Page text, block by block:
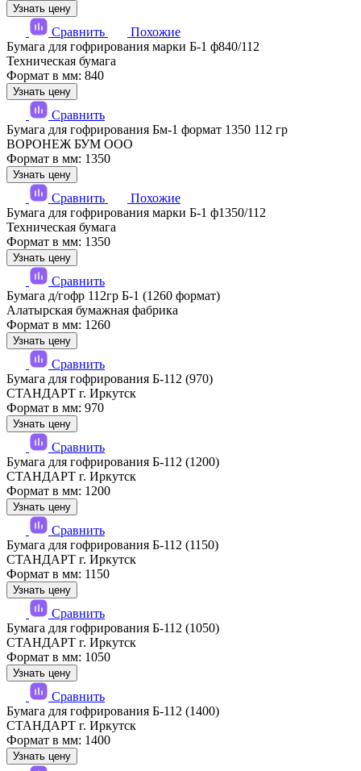
Узнать цену
Сравнить
Похожие
Бумага для гофрирования марки Б-1 ф840/112
Техническая бумага
Формат в мм: 840
Узнать цену
Сравнить
Бумага для гофрирования Бм-1 формат 1350 112 гр
ВОРОНЕЖ БУМ ООО
Формат в мм: 1350
Узнать цену
Сравнить
Похожие
Бумага для гофрирования марки Б-1 ф1350/112
Техническая бумага
Формат в мм: 1350
Узнать цену
Сравнить
Бумага д/гофр 112гр Б-1 (1260 формат)
Алатырская бумажная фабрика
Формат в мм: 1260
Узнать цену
Сравнить
Бумага для гофрирования Б-112 (970)
СТАНДАРТ г. Иркутск
Формат в мм: 970
Узнать цену
Сравнить
Бумага для гофрирования Б-112 (1200)
СТАНДАРТ г. Иркутск
Формат в мм: 1200
Узнать цену
Сравнить
Бумага для гофрирования Б-112 (1150)
СТАНДАРТ г. Иркутск
Формат в мм: 1150
Узнать цену
Сравнить
Бумага для гофрирования Б-112 (1050)
СТАНДАРТ г. Иркутск
Формат в мм: 1050
Узнать цену
Сравнить
Бумага для гофрирования Б-112 (1400)
СТАНДАРТ г. Иркутск
Формат в мм: 1400
Узнать цену